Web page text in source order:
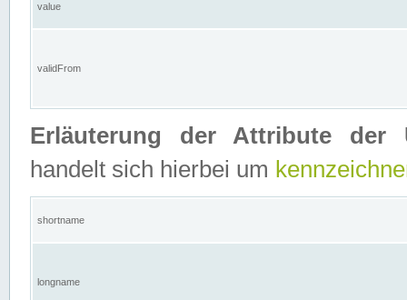
value
validFrom
Erläuterung der Attribute der
handelt sich hierbei um
shortname
longname